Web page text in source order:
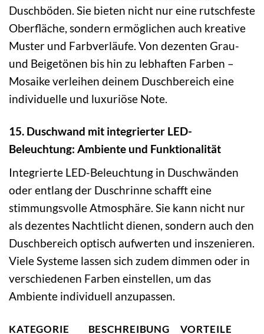
Duschböden. Sie bieten nicht nur eine rutschfeste
Oberfläche, sondern ermöglichen auch kreative
Muster und Farbverläufe. Von dezenten Grau-
und Beigetönen bis hin zu lebhaften Farben –
Mosaike verleihen deinem Duschbereich eine
individuelle und luxuriöse Note.
15. Duschwand mit integrierter LED-
Beleuchtung: Ambiente und Funktionalität
Integrierte LED-Beleuchtung in Duschwänden
oder entlang der Duschrinne schafft eine
stimmungsvolle Atmosphäre. Sie kann nicht nur
als dezentes Nachtlicht dienen, sondern auch den
Duschbereich optisch aufwerten und inszenieren.
Viele Systeme lassen sich zudem dimmen oder in
verschiedenen Farben einstellen, um das
Ambiente individuell anzupassen.
KATEGORIE BESCHREIBUNG VORTEILE